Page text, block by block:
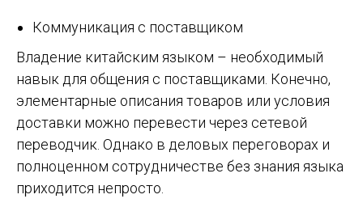
Коммуникация с поставщиком
Владение китайским языком – необходимый
навык для общения с поставщиками. Конечно,
элементарные описания товаров или условия
доставки можно перевести через сетевой
переводчик. Однако в деловых переговорах и
полноценном сотрудничестве без знания языка
приходится непросто.